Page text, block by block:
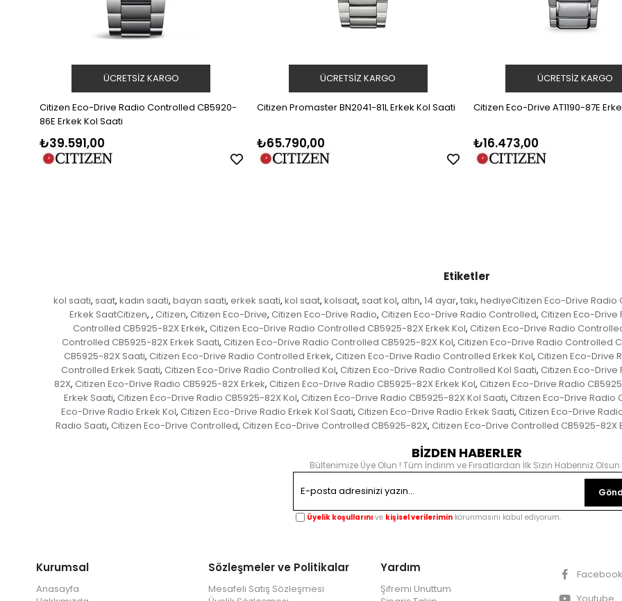
Citizen Eco-Drive Radio Controlled CB5920-
86E Erkek Kol Saati
₺39.591,00
ÜCRETSIZ KARGO
Citizen Promaster BN2041-81L Erkek Kol Saati
₺65.790,00
ÜCRETSIZ KARGO
Citizen Eco-Drive AT1190-87E
₺16.473,00
ÜCRETSIZ KARGO
Etiketler
kol saati, saat, kadın saati, bayan saati, erkek saati, kol saat, kolsaat, saat kol, altın, 14 ayar, takı, hediyeCitizen Eco-Drive Radio
Erkek SaatCitizen, , Citizen, Citizen Eco-Drive, Citizen Eco-Drive Radio, Citizen Eco-Drive Radio Controlled, Citizen Eco-Drive
Controlled CB5925-82X Erkek, Citizen Eco-Drive Radio Controlled CB5925-82X Erkek Kol, Citizen Eco-Drive Radio
Controlled CB5925-82X Erkek Saati, Citizen Eco-Drive Radio Controlled CB5925-82X Kol, Citizen Eco-Drive Radio Controlled
CB5925-82X Saati, Citizen Eco-Drive Radio Controlled Erkek, Citizen Eco-Drive Radio Controlled Erkek Kol, Citizen Eco-Drive
Controlled Erkek Saati, Citizen Eco-Drive Radio Controlled Kol, Citizen Eco-Drive Radio Controlled Kol Saati, Citizen Eco-Drive
82X, Citizen Eco-Drive Radio CB5925-82X Erkek, Citizen Eco-Drive Radio CB5925-82X Erkek Kol, Citizen Eco-Drive Radio
Erkek Saati, Citizen Eco-Drive Radio CB5925-82X Kol, Citizen Eco-Drive Radio CB5925-82X Kol Saati, Citizen Eco-Drive Radio
Eco-Drive Radio Erkek Kol, Citizen Eco-Drive Radio Erkek Kol Saati, Citizen Eco-Drive Radio Erkek Saati, Citizen Eco-Drive
Radio Saati, Citizen Eco-Drive Controlled, Citizen Eco-Drive Controlled CB5925-82X, Citizen Eco-Drive Controlled CB5925-82X
BİZDEN HABERLER
Bültenimize Üye Olun ! Tüm İndirim ve Fırsatlardan İlk Sizin Haberiniz Olsun
Üyelik koşullarını ve kişisel verilerimin korunmasını kabul ediyorum.
Kurumsal
Anasayfa
Sözleşmeler ve Politikalar
Mesafeli Satış Sözleşmesi
Yardım
Şifremi Unuttum
Facebook
Youtube